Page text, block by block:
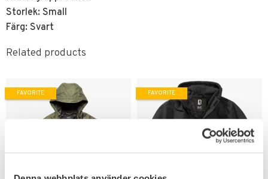
Storlek: Small
Färg: Svart
Related products
FAVORITE FAVORITE